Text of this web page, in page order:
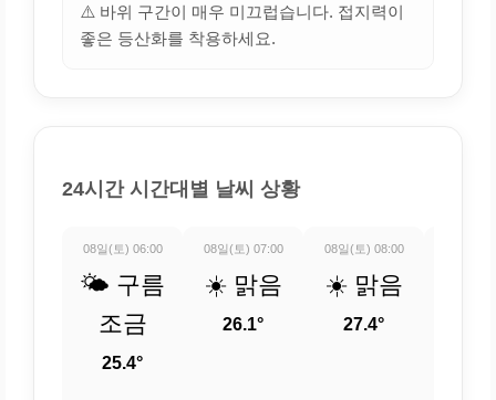
⚠️ 바위 구간이 매우 미끄럽습니다. 접지력이
좋은 등산화를 착용하세요.
24시간 시간대별 날씨 상황
08일(토) 06:00
🌤️ 구름
조금
25.4°
08일(토) 07:00
☀️ 맑음
26.1°
08일(토) 08:00
☀️ 맑음
27.4°